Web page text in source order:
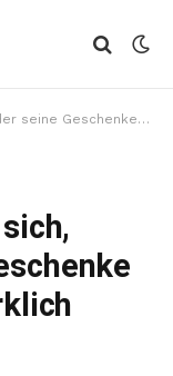
es ihn wirklich gibt? Wer weiß …“